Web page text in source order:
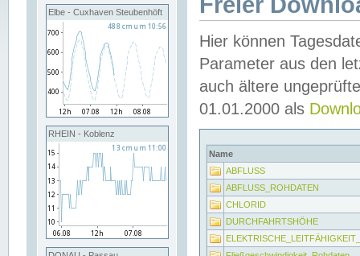
Elbe - Cuxhaven Steubenhöft
RHEIN - Koblenz
Hier können
Parameter aus den
auch ältere
01.01.2000 als
Name
ABFLUSS
ABFLUSS_ROHDATEN
CHLORID
DURCHFAHRTSHÖHE